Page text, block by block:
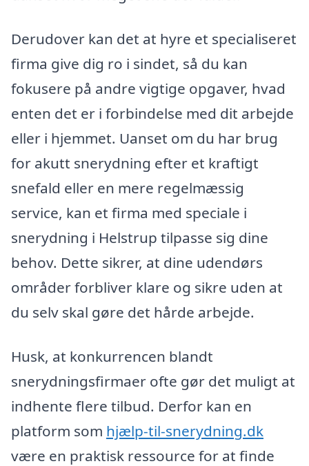
Derudover kan det at hyre et specialiseret
firma give dig ro i sindet, så du kan
fokusere på andre vigtige opgaver, hvad
enten det er i forbindelse med dit arbejde
eller i hjemmet. Uanset om du har brug
for akutt snerydning efter et kraftigt
snefald eller en mere regelmæssig
service, kan et firma med speciale i
snerydning i Helstrup tilpasse sig dine
behov. Dette sikrer, at dine udendørs
områder forbliver klare og sikre uden at
du selv skal gøre det hårde arbejde.
Husk, at konkurrencen blandt
snerydningsfirmaer ofte gør det muligt at
indhente flere tilbud. Derfor kan en
platform som hjælp-til-snerydning.dk
være en praktisk ressource for at finde